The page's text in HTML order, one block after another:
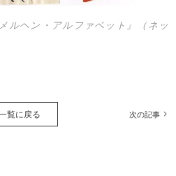
ルヘン・アルファベット』（ネッ
覧に戻る 次の記事